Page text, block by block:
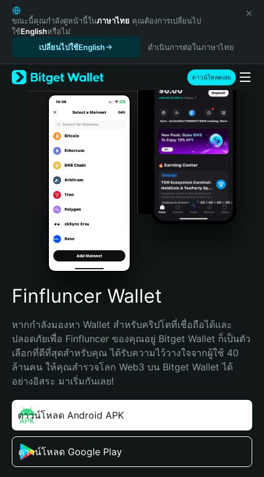
English
日本語
Tiếng Việt
Español (Latinoamérica)
Türkçe
Italiano
Português (Portugal)
Bahasa Indonesia
Português (Brasil)
Español (Argentina)
ขณะนี้คุณกำลังดูหน้านี้ในภาษาไทย คุณต้องการเปลี่ยนไป
ใช้Englishหรือไม่
เปลี่ยนไปใช้English
ดำเนินการต่อในภาษาไทย
ดาวน์โหลดเลย
Finfluncer Wallet
หากกำลังมองหา Wallet สำหรับคริปโตที่เชื่อถือได้และ
ปลอดภัยเพื่อ Finfluncer ของคุณอยู่ Bitget Wallet ก็เป็นตัว
เลือกที่ดีที่สุดสำหรับคุณ ได้รับความไว้วางใจจากผู้ใช้ 40
ล้านคน ให้คุณสำรวจโลก Web3 บน Bitget Wallet ได้
อย่างอิสระ มาเริ่มกันเลย!
ดาวน์โหลด Android APK
ดาวน์โหลด Google Play